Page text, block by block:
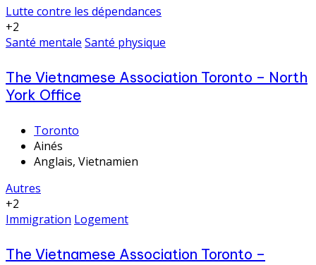
Lutte contre les dépendances
+2
Santé mentale Santé physique
The Vietnamese Association Toronto – North
York Office
Toronto
Ainés
Anglais, Vietnamien
Autres
+2
Immigration Logement
The Vietnamese Association Toronto –